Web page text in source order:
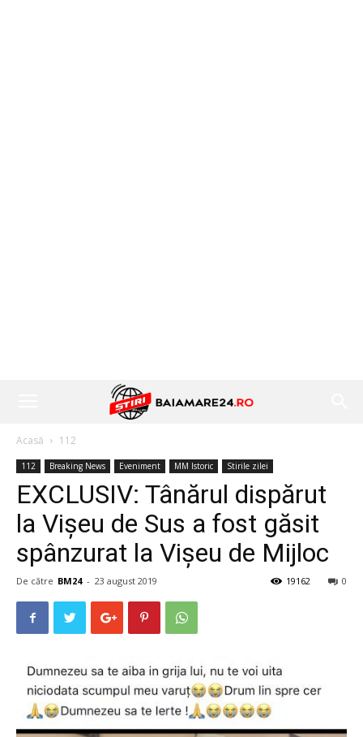
Acasă 112
112 Breaking News Eveniment MM Istoric Stirile zilei
EXCLUSIV: Tânărul dispărut
la Vișeu de Sus a fost găsit
spânzurat la Vișeu de Mijloc
De către BM24 - 23 august 2019 0
19162